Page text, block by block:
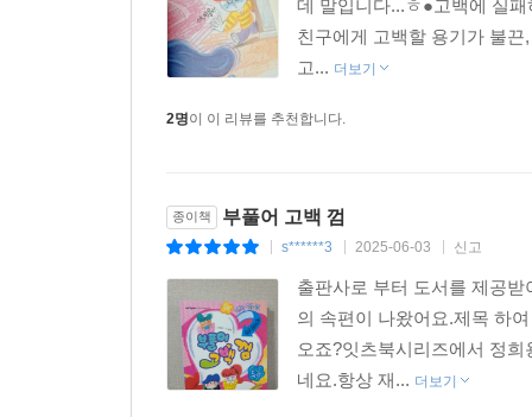
데 말입니다...ㅎ●고백에 실
친구에게 고백할 용기가 불
고... 더보기
2명이 이 리뷰를 추천합니다.
종이책 부풀어 고백 껌
s******3 2025-06-03 신고
출판사로 부터 도서를 제공
의 속편이 나왔어요.제목 하
오죠?잇츠북시리즈에서 정
네요.항상 재... 더보기